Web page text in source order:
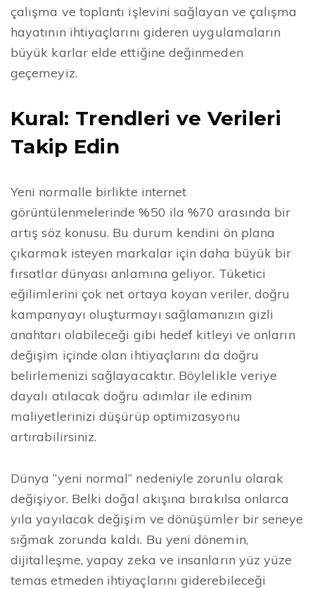
çalışma ve toplantı işlevini sağlayan ve çalışma
hayatının ihtiyaçlarını gideren uygulamaların
büyük karlar elde ettiğine değinmeden
geçemeyiz.
Kural: Trendleri ve Verileri
Takip Edin
Yeni normalle birlikte internet
görüntülenmelerinde %50 ila %70 arasında bir
artış söz konusu. Bu durum kendini ön plana
çıkarmak isteyen markalar için daha büyük bir
fırsatlar dünyası anlamına geliyor. Tüketici
eğilimlerini çok net ortaya koyan veriler, doğru
kampanyayı oluşturmayı sağlamanızın gizli
anahtarı olabileceği gibi hedef kitleyi ve onların
değişim içinde olan ihtiyaçlarını da doğru
belirlemenizi sağlayacaktır. Böylelikle veriye
dayalı atılacak doğru adımlar ile edinim
maliyetlerinizi düşürüp optimizasyonu
artırabilirsiniz.
Dünya “yeni normal” nedeniyle zorunlu olarak
değişiyor. Belki doğal akışına bırakılsa onlarca
yıla yayılacak değişim ve dönüşümler bir seneye
sığmak zorunda kaldı. Bu yeni dönemin,
dijitalleşme, yapay zeka ve insanların yüz yüze
temas etmeden ihtiyaçlarını giderebileceği